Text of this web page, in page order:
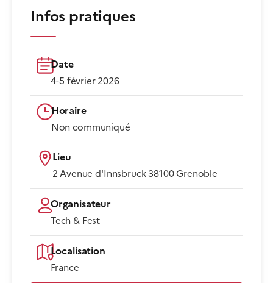
Infos pratiques
Date
4-5 février 2026
Horaire
Non communiqué​
Lieu
2 Avenue d'Innsbruck 38100 Grenoble​
Organisateur
Tech & Fest
Localisation
France